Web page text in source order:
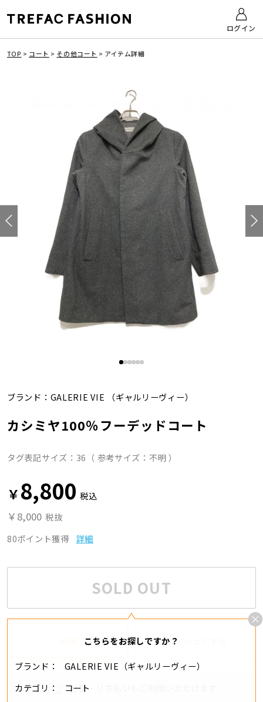
ログイン
TOP > コート > その他コート > アイテム詳細
ブランド： GALERIE VIE （ギャルリーヴィー）
カシミヤ100％フーデッドコート
タグ表記サイズ：36（ 参考サイズ：不明 ）
￥8,800 税込
￥8,000 税抜
80ポイント獲得
詳細
SOLD OUT
こちらをお探しですか？
ブランド
GALERIE VIE（ギャルリーヴィー）
カテゴリ
コート
追加する
分割・リボ払いもご利用いただけます